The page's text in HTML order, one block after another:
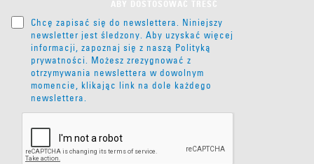
ABY DOSTOSOWAĆ TREŚĆ
Chcę zapisać się do newslettera. Niniejszy
newsletter jest śledzony. Aby uzyskać więcej
informacji, zapoznaj się z naszą Polityką
prywatności. Możesz zrezygnować z
otrzymywania newslettera w dowolnym
momencie, klikając link na dole każdego
newslettera.